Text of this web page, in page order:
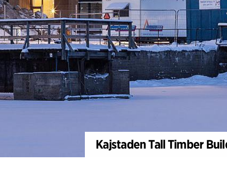
Kajstaden Tall Timber